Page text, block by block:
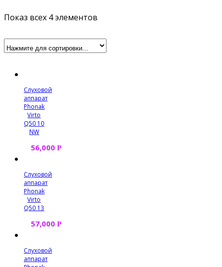
Показ всех 4 элементов
Слуховой
аппарат
Phonak
Virto
Q50 10
NW
56,000 Р
Слуховой
аппарат
Phonak
Virto
Q50 13
57,000 Р
Слуховой
аппарат